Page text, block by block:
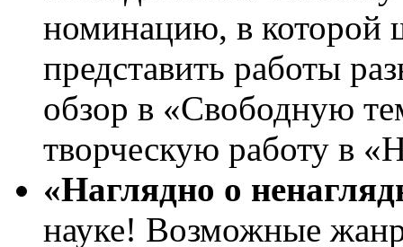
номинацию, в которой
представить работы
обзор в «Свободную
творческую работу в
«Наглядно о
науке! Возможные